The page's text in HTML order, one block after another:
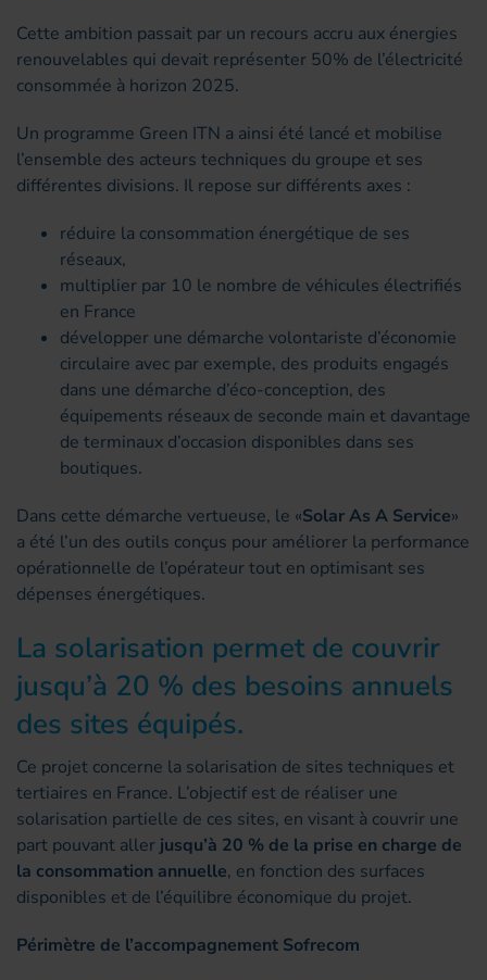
Cette ambition passait par un recours accru aux énergies
renouvelables qui devait représenter 50% de l’électricité
consommée à horizon 2025.
Un programme Green ITN a ainsi été lancé et mobilise
l’ensemble des acteurs techniques du groupe et ses
différentes divisions. Il repose sur différents axes :
réduire la consommation énergétique de ses
réseaux,
multiplier par 10 le nombre de véhicules électrifiés
en France
développer une démarche volontariste d’économie
circulaire avec par exemple, des produits engagés
dans une démarche d’éco-conception, des
équipements réseaux de seconde main et davantage
de terminaux d’occasion disponibles dans ses
boutiques.
Dans cette démarche vertueuse, le «Solar As A Service»
a été l’un des outils conçus pour améliorer la performance
opérationnelle de l’opérateur tout en optimisant ses
dépenses énergétiques.
La solarisation permet de couvrir
jusqu’à 20 % des besoins annuels
des sites équipés.
Ce projet concerne la solarisation de sites techniques et
tertiaires en France. L’objectif est de réaliser une
solarisation partielle de ces sites, en visant à couvrir une
part pouvant aller jusqu’à 20 % de la prise en charge de
la consommation annuelle, en fonction des surfaces
disponibles et de l’équilibre économique du projet.
Périmètre de l’accompagnement Sofrecom